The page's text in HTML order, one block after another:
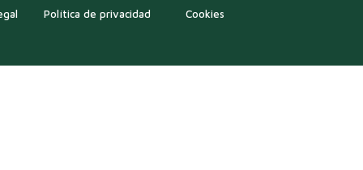
Política de privacidad Cookies